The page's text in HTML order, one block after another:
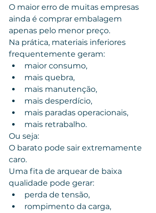
O maior erro de muitas empresas
ainda é comprar embalagem
apenas pelo menor preço.
Na prática, materiais inferiores
frequentemente geram:
maior consumo,
mais quebra,
mais manutenção,
mais desperdício,
mais paradas operacionais,
mais retrabalho.
Ou seja:
O barato pode sair extremamente
caro.
Uma fita de arquear de baixa
qualidade pode gerar:
perda de tensão,
rompimento da carga,